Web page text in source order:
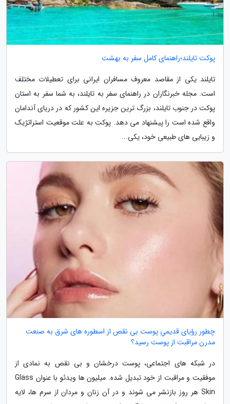
پوکت تایلند؛راهنمای کامل سفر به بهشت
تایلند یکی از مقاصد معروف مسافران ایرانی برای تعطیلات مختلف
است. مجله خبرنگاران در راهنمای سفر به تایلند، به شما سفر به استان
پوکت در جنوب تایلند، بزرگ ترین جزیره این کشور که در دریای آندامان
واقع شده است را پیشنهاد می دهد. پوکت به علت موقعیت استراتژیک
و زیبایی های طبیعی خود، یکی...
چطور رؤیای قدیمیِ پوست بی نقص از اسطوره های شرق به صنعت
مدرن مراقبت از پوست رسید؟
در شبکه های اجتماعی، پوست درخشان و بی نقص به نمادی از
موفقیت و مراقبت از خود تبدیل شده. میلیون ها ویدئو با عنوان Glass
Skin هر روز بازنشر می شوند و در آن زنان و مردان از سرم ها، لایه